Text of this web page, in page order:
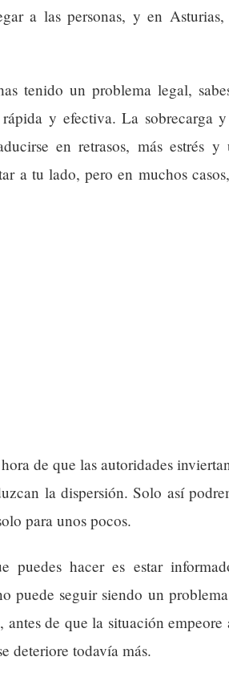
a las personas, y en Asturias,
tenido un problema legal,
y efectiva. La sobrecarga
en retrasos, más estrés y
a tu lado, pero en muchos
de que las autoridades
la dispersión. Solo así
para unos pocos.
puedes hacer es estar
puede seguir siendo un
de que la situación empeore
deteriore todavía más.